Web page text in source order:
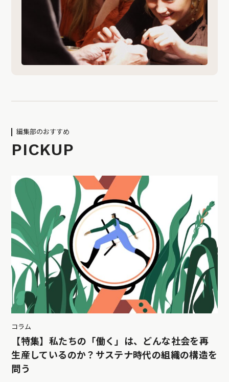
編集部のおすすめ
PICKUP
コラム
【特集】私たちの「働く」は、どんな社会を再
生産しているのか？サステナ時代の組織の構造を
問う